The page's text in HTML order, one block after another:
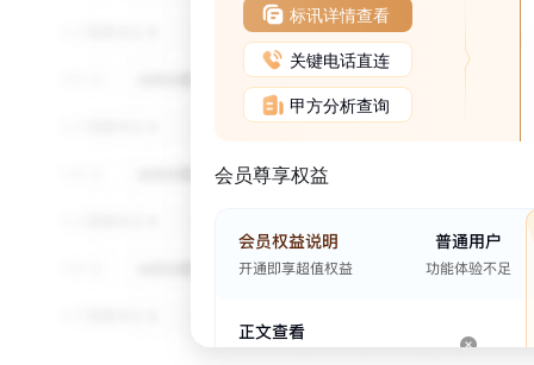
标讯详情查看
关键电话直连
甲方分析查询
会员尊享权益